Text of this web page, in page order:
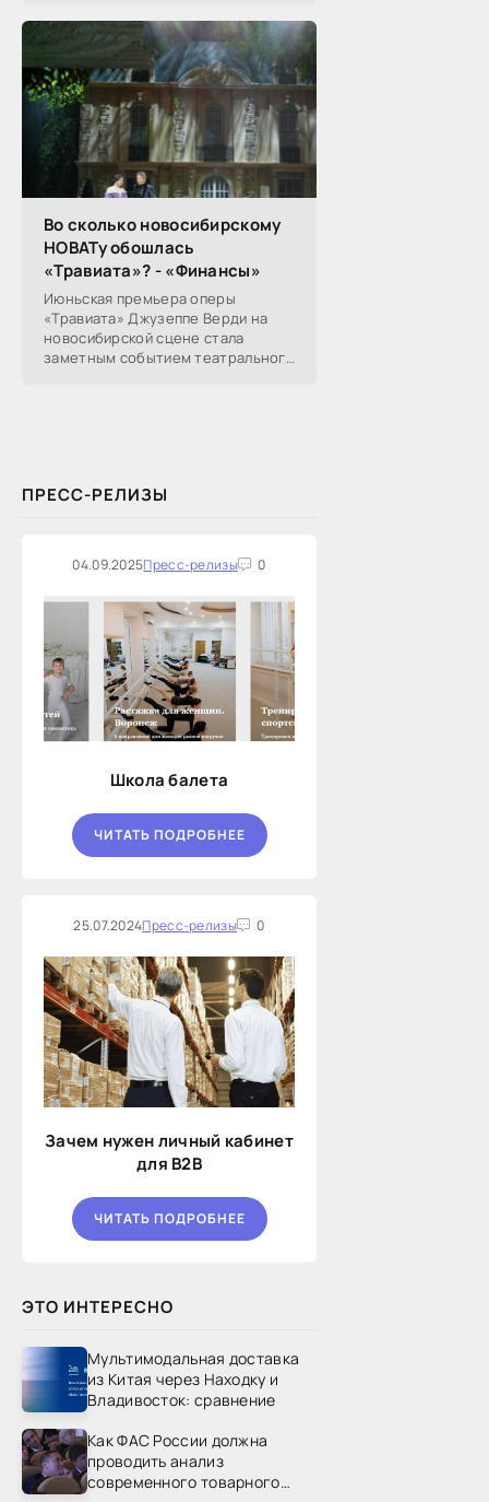
Николай Морев
прокомментировал...
Во сколько новосибирскому
НОВАТу обошлась
«Травиата»? - «Финансы»
Июньская премьера оперы
«Травиата» Джузеппе Верди на
новосибирской сцене стала
заметным событием театрального
ПРЕСС-РЕЛИЗЫ
04.09.2025Пресс-релизы 0
Школа балета
ЧИТАТЬ ПОДРОБНЕЕ
25.07.2024Пресс-релизы 0
Зачем нужен личный кабинет
для B2B
ЧИТАТЬ ПОДРОБНЕЕ
ЭТО ИНТЕРЕСНО
Мультимодальная доставка
из Китая через Находку и
Владивосток: сравнение
Как ФАС России должна
проводить анализ
современного товарного